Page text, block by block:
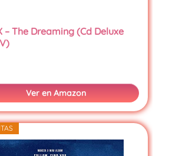
– The Dreaming (Cd Deluxe
Ver en Amazon